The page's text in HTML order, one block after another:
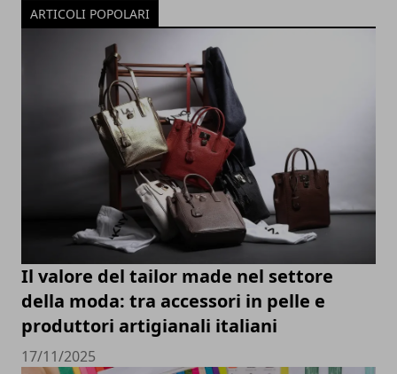
ARTICOLI POPOLARI
Il valore del tailor made nel settore
della moda: tra accessori in pelle e
produttori artigianali italiani
17/11/2025